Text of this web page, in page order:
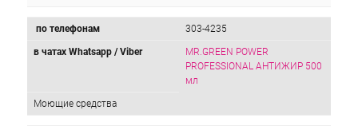
по телефонам 303-4235
в чатах Whatsapp / Viber
MR.GREEN POWER
PROFESSIONAL АНТИЖИР 500
мл
Моющие средства